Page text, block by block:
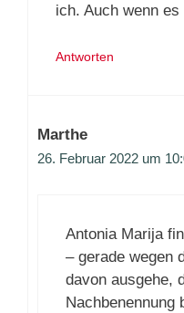
ich. Auch wenn
Antworten
Marthe
26. Februar 2022 um
Antonia Marija
– gerade wegen
davon ausgehe,
Nachbenennung